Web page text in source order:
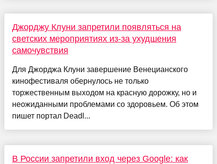
Джорджу Клуни запретили появляться на
светских мероприятиях из-за ухудшения
самочувствия
Для Джорджа Клуни завершение Венецианского
кинофестиваля обернулось не только
торжественным выходом на красную дорожку, но и
неожиданными проблемами со здоровьем. Об этом
пишет портал Deadl...
В России запретили вход через Google: как